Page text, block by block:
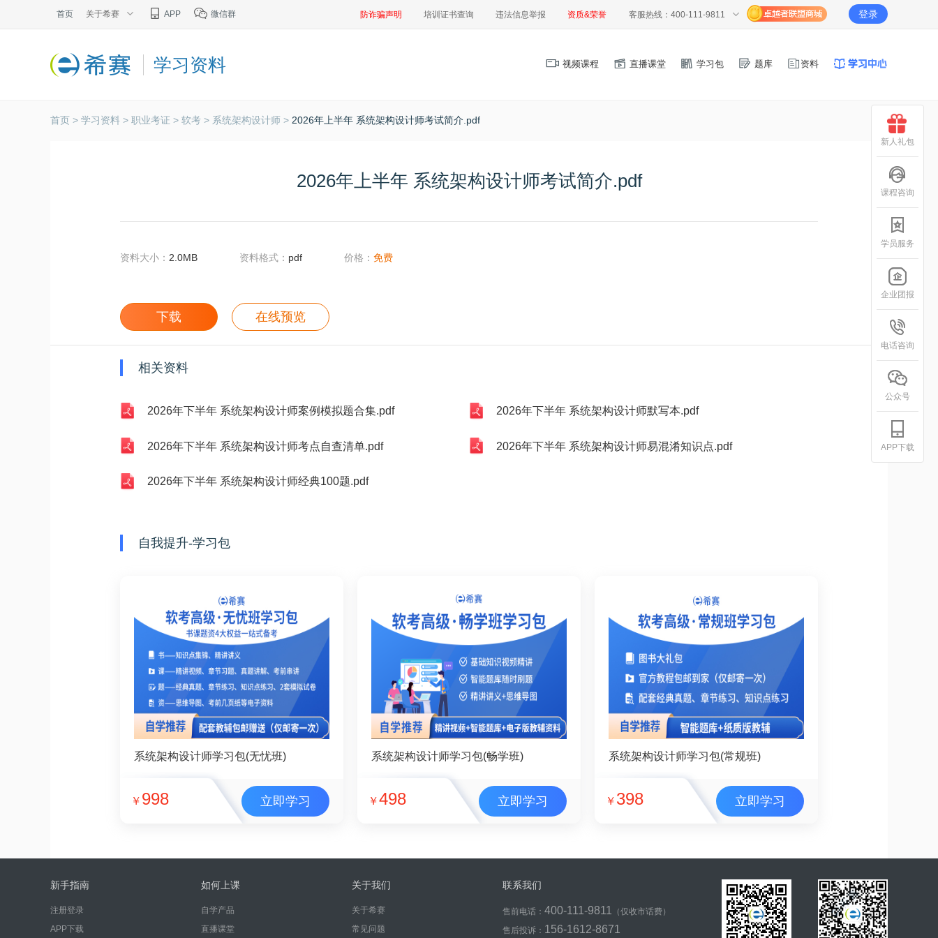
首页 关于希赛 APP 微信群 防诈骗声明 培训证书查询 违法信息举报 资质&荣誉 客服热线：400-111-9811 登录
学习资料 视频课程 直播课堂 学习包 题库 资料
首页 > 学习资料 > 职业考证 > 软考 > 系统架构设计师 > 2026年上半年 系统架构设计师考试简介.pdf
2026年上半年 系统架构设计师考试简介.pdf
资料大小： 2.0MB 资料格式： pdf 价格： 免费
下载 在线预览
相关资料
2026年下半年 系统架构设计师案例模拟题合集.pdf 2026年下半年 系统架构设计师默写本.pdf
2026年下半年 系统架构设计师考点自查清单.pdf 2026年下半年 系统架构设计师易混淆知识点.pdf
2026年下半年 系统架构设计师经典100题.pdf
自我提升-学习包
系统架构设计师学习包(无忧班)
￥ 998 立即学习
系统架构设计师学习包(畅学班)
￥498 立即学习
系统架构设计师学习包(常规班)
￥ 398 立即学习
新手指南
注册登录
APP下载
如何上课
自学产品
直播课堂
关于我们
关于希赛
常见问题
联系我们
售前电话： 400-111-9811
（仅收市话费）
售后投诉： 156-1612-8671
新人礼包
课程咨询
学员服务
企业团报
电话咨询
公众号
APP下载